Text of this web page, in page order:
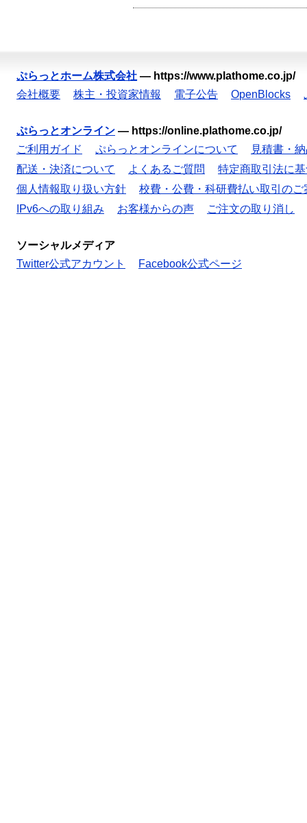
ぷらっとホーム株式会社 — https://www.plathome.co.jp/
会社概要
株主・投資家情報 電子公告 OpenBlocks
ぷらっとオンライン — https://online.plathome.co.jp/
ご利用ガイド
ぷらっとオンラインについて
見積書・
配送・決済について
よくあるご質問
特定商取引法に
個人情報取り扱い方針
校費・公費・科研費払い取引のご
IPv6への取り組み
お客様からの声 ご注文の取り消し
ソーシャルメディア
Twitter公式アカウント
Facebook公式ページ